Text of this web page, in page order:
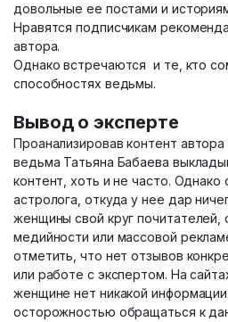
довольные ее постами и
Нравятся подписчикам
автора.
Однако встречаются и те, кто
способностях ведьмы.
Вывод о эксперте
Проанализировав контент
ведьма Татьяна Бабаева
контент, хоть и не часто. Однако
астролога, откуда у нее дар
женщины свой круг почитателей,
медийности или массовой
отметить, что нет отзывов
или работе с экспертом. На
женщине нет никакой
осторожностью обращаться к